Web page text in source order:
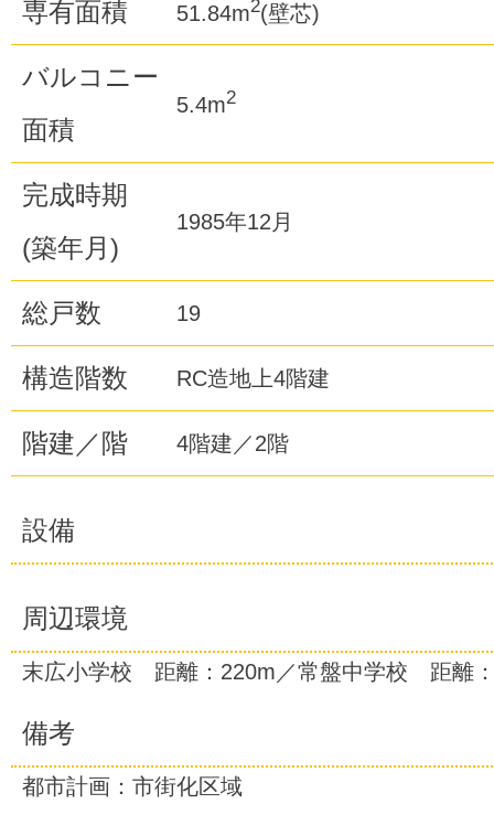
専有面積 51.84m2(壁芯)
バルコニー
面積
5.4m2
完成時期
(築年月)
1985年12月
総戸数 19
構造階数 RC造地上4階建
階建／階 4階建／2階
設備
周辺環境
末広小学校 距離：220m／常盤中学校 距離
備考
都市計画：市街化区域